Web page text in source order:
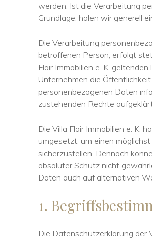
werden. Ist die Verarbeitung
Grundlage, holen wir generell
Die Verarbeitung
betroffenen Person, erfolgt
Flair Immobilien e. K.
Unternehmen die
personenbezogenen Daten
zustehenden Rechte
Die Villa Flair Immobilien e. K.
umgesetzt, um einen
sicherzustellen. Dennoch
absoluter Schutz nicht
Daten auch auf alternativen
1.
Die Datenschutzerklärung der